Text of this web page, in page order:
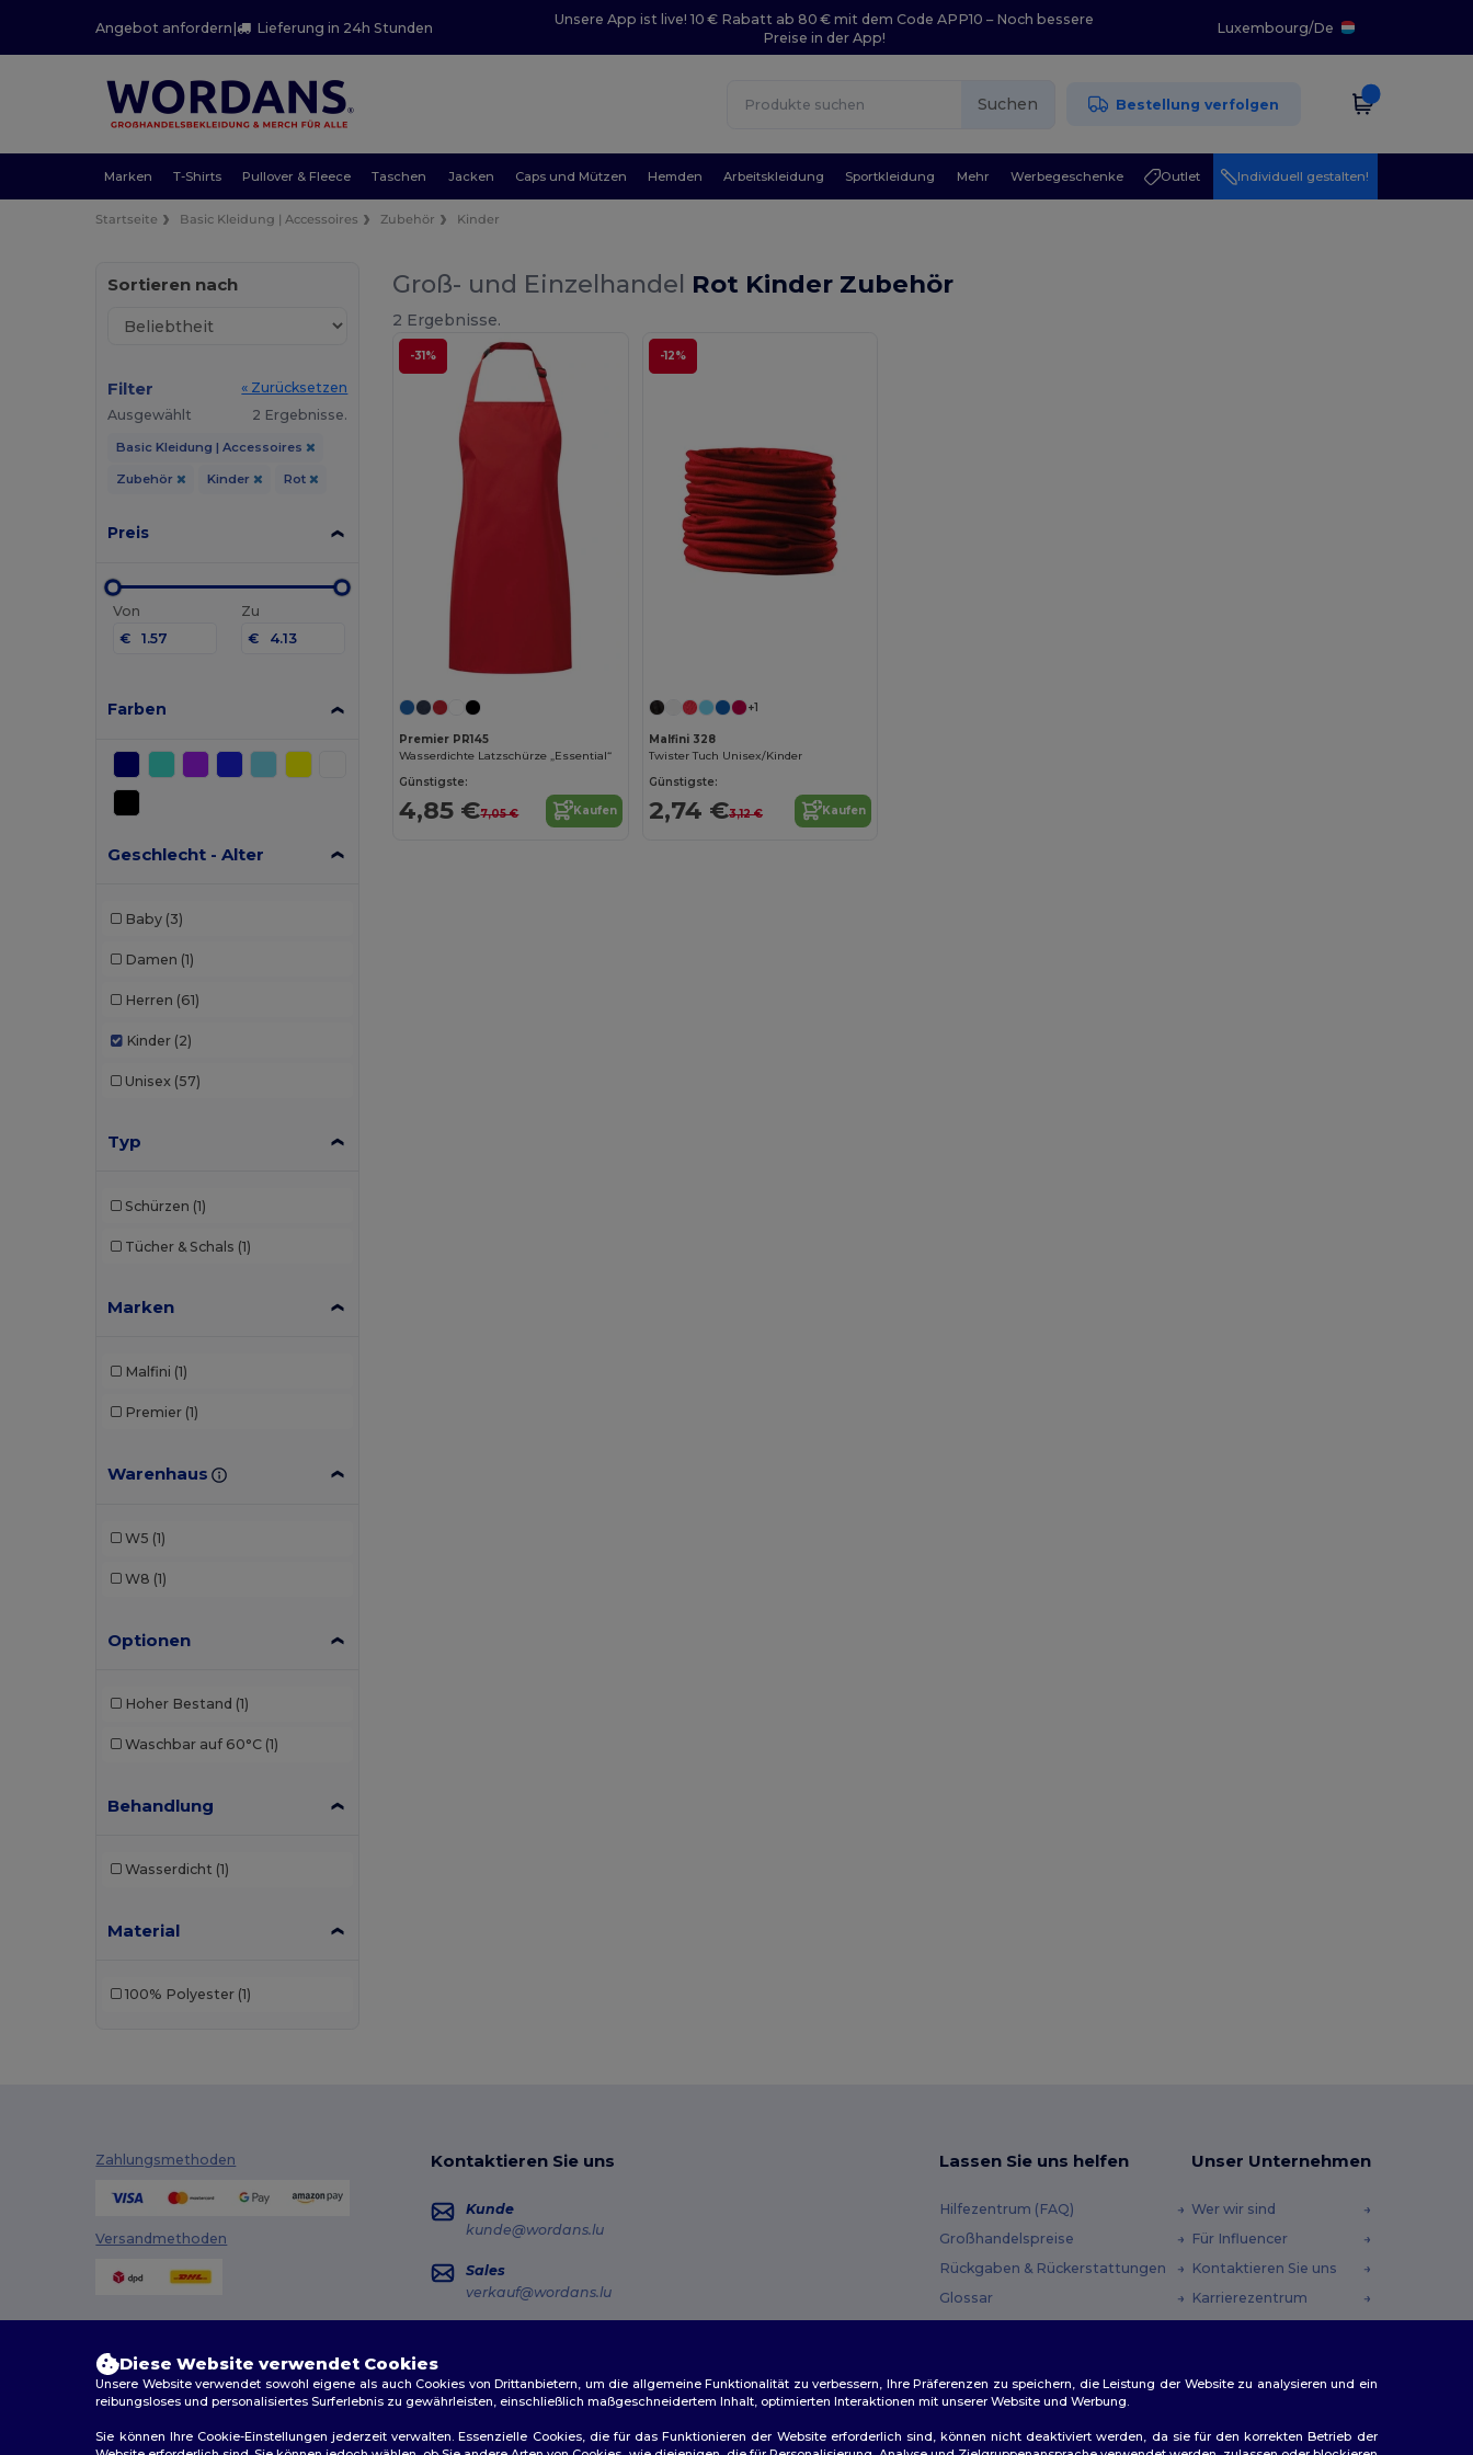
Angebot anfordern| Lieferung in 24h Stunden
Unsere App ist live! 10 € Rabatt ab 80 € mit dem Code APP10 – Noch bessere
Preise in der App!
Luxembourg/De
Suchen Bestellung verfolgen
Marken T-Shirts Pullover & Fleece Taschen Jacken Caps und Mützen Hemden Arbeitskleidung Sportkleidung Mehr Werbegeschenke Outlet Individuell gestalten!
Startseite Basic Kleidung | Accessoires Zubehör Kinder
Sortieren nach
Filter
« Zurücksetzen
Ausgewählt
2 Ergebnisse.
Basic Kleidung | Accessoires
Zubehör Kinder Rot
Preis
Von
€
Zu
€
Farben
Geschlecht - Alter
Baby (3)
Damen (1)
Herren (61)
Kinder (2)
Unisex (57)
Typ
Schürzen (1)
Tücher & Schals (1)
Marken
Malfini (1)
Premier (1)
Warenhaus
W5 (1)
W8 (1)
Optionen
Hoher Bestand (1)
Waschbar auf 60°C (1)
Behandlung
Wasserdicht (1)
Material
100% Polyester (1)
Groß- und Einzelhandel Rot Kinder Zubehör
2 Ergebnisse.
-31%
Premier PR145
Wasserdichte Latzschürze „Essential“
Günstigste:
4,85 €7,05 € Kaufen
-12%
+1
Malfini 328
Twister Tuch Unisex/Kinder
Günstigste:
2,74 €3,12 € Kaufen
Zahlungsmethoden
Versandmethoden
Kontaktieren Sie uns
Kunde
kunde@wordans.lu
Sales
verkauf@wordans.lu
Lassen Sie uns helfen
Hilfezentrum (FAQ)
Großhandelspreise
Rückgaben & Rückerstattungen
Glossar
Unser Unternehmen
Wer wir sind
Für Influencer
Kontaktieren Sie uns
Karrierezentrum
Diese Website verwendet Cookies
Unsere Website verwendet sowohl eigene als auch Cookies von Drittanbietern, um die allgemeine Funktionalität zu verbessern, Ihre Präferenzen zu speichern, die Leistung der Website zu analysieren und ein
reibungsloses und personalisiertes Surferlebnis zu gewährleisten, einschließlich maßgeschneidertem Inhalt, optimierten Interaktionen mit unserer Website und Werbung.
Sie können Ihre Cookie-Einstellungen jederzeit verwalten. Essenzielle Cookies, die für das Funktionieren der Website erforderlich sind, können nicht deaktiviert werden, da sie für den korrekten Betrieb der